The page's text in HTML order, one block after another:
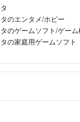
のエンタメ/ホビー
のゲームソフト/ゲー
の家庭用ゲームソフト